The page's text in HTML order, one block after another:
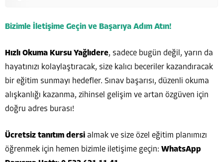
Bizimle İletişime Geçin ve Başarıya Adım Atın!
Hızlı Okuma Kursu Yağlıdere, sadece bugün değil, yarın da
hayatınızı kolaylaştıracak, size kalıcı beceriler kazandıracak
bir eğitim sunmayı hedefler. Sınav başarısı, düzenli okuma
alışkanlığı kazanma, zihinsel gelişim ve artan özgüven için
doğru adres burası!
Ücretsiz tanıtım dersi almak ve size özel eğitim planımızı
öğrenmek için hemen bizimle iletişime geçin: WhatsApp